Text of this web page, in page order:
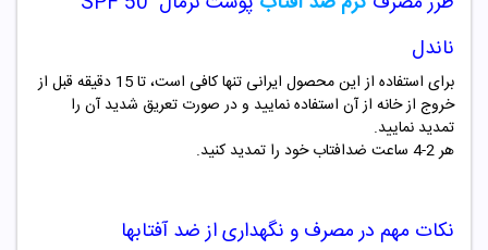
ناندل
برای استفاده از این محصول ایرانی تنها کافی است، تا 15 دقیقه قبل از
خروج از خانه از آن استفاده نمایید و در صورت تعریق شدید آن را
تمدید نمایید.
هر 2-4 ساعت ضدافتاب خود را تمدید کنید.
نکات مهم در مصرف و نگهداری از ضد آفتابها